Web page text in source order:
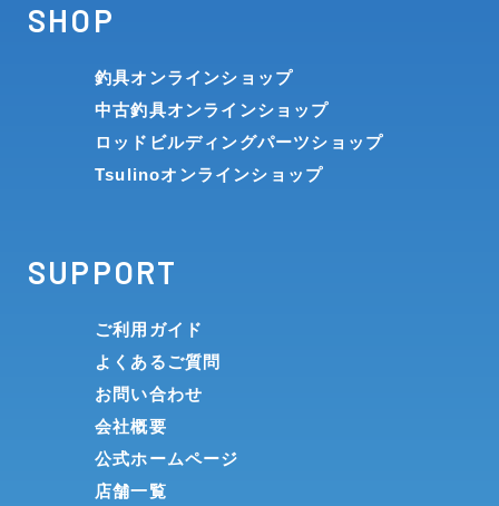
SHOP
釣具オンラインショップ
中古釣具オンラインショップ
ロッドビルディングパーツショップ
Tsulinoオンラインショップ
SUPPORT
ご利用ガイド
よくあるご質問
お問い合わせ
会社概要
公式ホームページ
店舗一覧